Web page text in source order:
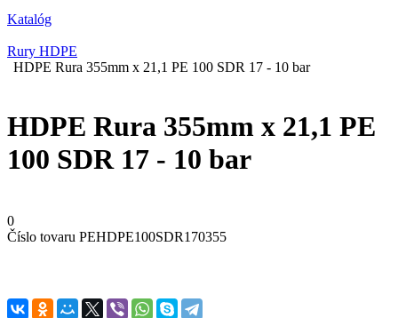
Katalóg
Rury HDPE
HDPE Rura 355mm x 21,1 PE 100 SDR 17 - 10 bar
HDPE Rura 355mm x 21,1 PE
100 SDR 17 - 10 bar
0
Číslo tovaru PEHDPE100SDR170355